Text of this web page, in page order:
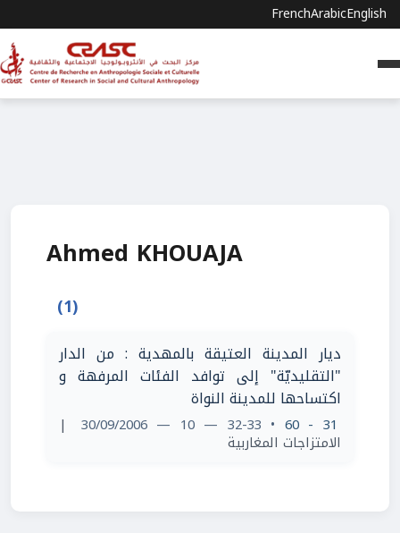
FrenchArabicEnglish
Ahmed KHOUAJA
(1)
ديار المدينة العتيقة بالمهدية : من الدار
"التقليديّة" إلى توافد الفئات المرفهة و
اكتساحها للمدينة النواة
31 - 60
• 32-33 — 10 — 30/09/2006
|
الامتزاجات المغاربية